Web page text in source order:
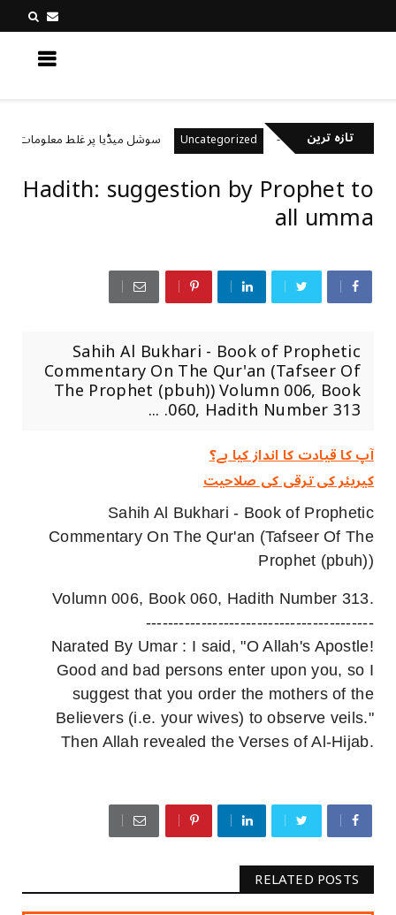
تازہ ترین
رکھتے ہیں؟ Uncategorized سوشل میڈیا پر غلط معلومات کیسے
Hadith: suggestion by Prophet to
all umma
Sahih Al Bukhari - Book of Prophetic
Commentary On The Qur'an (Tafseer Of
The Prophet (pbuh)) Volumn 006, Book
060, Hadith Number 313. ...
آپ کا قیادت کا انداز کیا ہے؟
کیریئر کی ترقی کی صلاحیت
Sahih Al Bukhari - Book of Prophetic
Commentary On The Qur'an (Tafseer Of The
Prophet (pbuh))
Volumn 006, Book 060, Hadith Number 313.
-----------------------------------------
Narated By Umar : I said, "O Allah's Apostle!
Good and bad persons enter upon you, so I
suggest that you order the mothers of the
Believers (i.e. your wives) to observe veils."
Then Allah revealed the Verses of Al-Hijab.
RELATED POSTS